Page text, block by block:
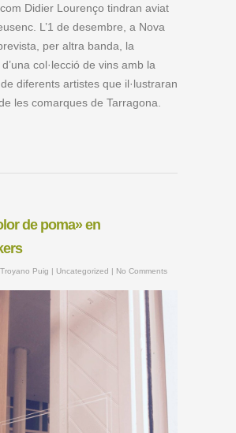
Didier Lourenço tindran aviat
L’1 de desembre, a Nova
per altra banda, la
col·lecció de vins amb la
diferents artistes que il·lustraran
les comarques de Tarragona.
de poma» en
Puig | Uncategorized | No Comments